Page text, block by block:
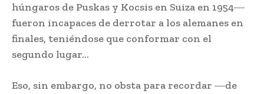
húngaros de Puskas y Kocsis en Suiza en 1954―
fueron incapaces de derrotar a los alemanes en
finales, teniéndose que conformar con el
segundo lugar…
Eso, sin embargo, no obsta para recordar ―de